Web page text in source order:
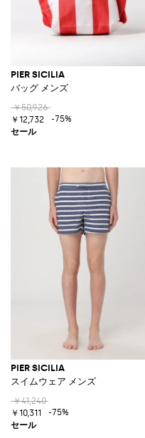
PIER SICILIA
バッグ メンズ
￥50,926
￥12,732
-75%
PIER SICILIA
スイムウェア メンズ
￥41,240
￥10,311
-75%